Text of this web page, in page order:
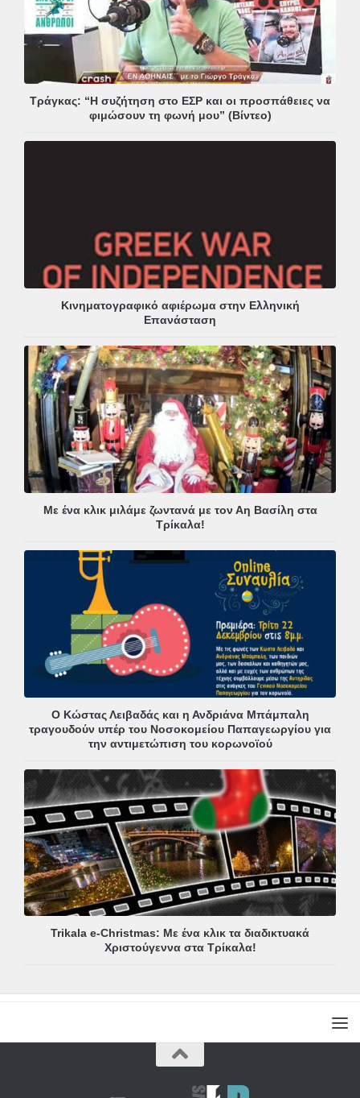
Τράγκας: “Η συζήτηση στο ΕΣΡ και οι προσπάθειες να
φιμώσουν τη φωνή μου” (Βίντεο)
Κινηματογραφικό αφιέρωμα στην Ελληνική
Επανάσταση
Με ένα κλικ μιλάμε ζωντανά με τον Αη Βασίλη στα
Τρίκαλα!
Ο Κώστας Λειβαδάς και η Ανδριάνα Μπάμπαλη
τραγουδούν υπέρ του Νοσοκομείου Παπαγεωργίου για
την αντιμετώπιση του κορωνοϊού
Trikala e-Christmas: Με ένα κλικ τα διαδικτυακά
Χριστούγεννα στα Τρίκαλα!